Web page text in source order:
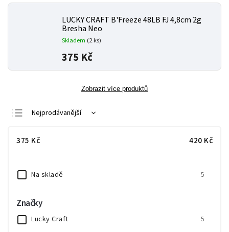
LUCKY CRAFT B'Freeze 48LB FJ 4,8cm 2g
Bresha Neo
Skladem (2 ks)
375 Kč
Zobrazit více produktů
Nejprodávanější
Nejdražší
375 Kč 420 Kč
Na skladě 5
Značky
Lucky Craft 5